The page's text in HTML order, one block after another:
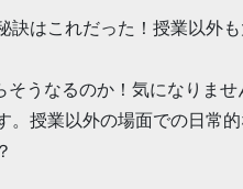
はこれだった！授業以外
うなるのか！気になりませ
授業以外の場面での日常